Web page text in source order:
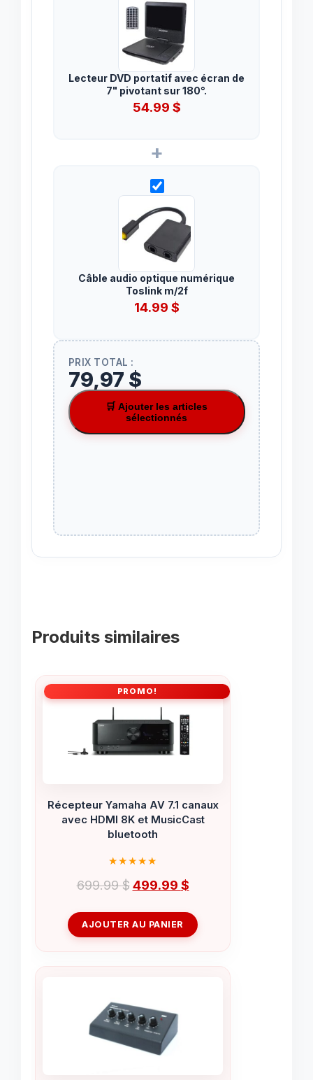
Lecteur DVD portatif avec écran de
7" pivotant sur 180°.
54.99 $
+
Câble audio optique numérique
Toslink m/2f
14.99 $
PRIX TOTAL :
79,97 $
🛒 Ajouter les articles
sélectionnés
Produits similaires
PROMO!
Récepteur Yamaha AV 7.1 canaux
avec HDMI 8K et MusicCast
bluetooth
699.99$ Le
initial
699.99 $.
499.99 $Le
actuel
499.99 $.
AJOUTER AU PANIER